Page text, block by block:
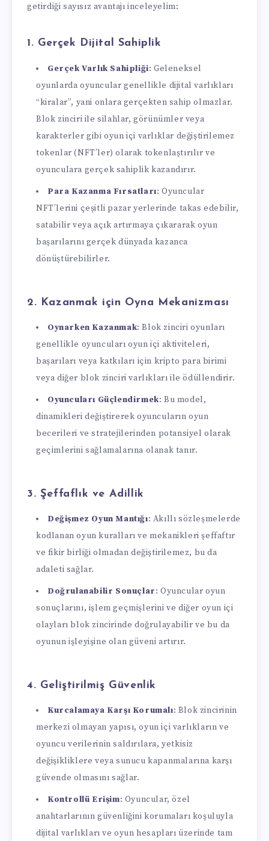
getirdiği sayısız avantajı inceleyelim:
1. Gerçek Dijital Sahiplik
Gerçek Varlık Sahipliği: Geleneksel
oyunlarda oyuncular genellikle dijital varlıkları
“kiralar”, yani onlara gerçekten sahip olmazlar.
Blok zinciri ile silahlar, görünümler veya
karakterler gibi oyun içi varlıklar değiştirilemez
tokenlar (NFT’ler) olarak tokenlaştırılır ve
oyunculara gerçek sahiplik kazandırır.
Para Kazanma Fırsatları: Oyuncular
NFT’lerini çeşitli pazar yerlerinde takas edebilir,
satabilir veya açık artırmaya çıkararak oyun
başarılarını gerçek dünyada kazanca
dönüştürebilirler.
2. Kazanmak için Oyna Mekanizması
Oynarken Kazanmak: Blok zinciri oyunları
genellikle oyuncuları oyun içi aktiviteleri,
başarıları veya katkıları için kripto para birimi
veya diğer blok zinciri varlıkları ile ödüllendirir.
Oyuncuları Güçlendirmek: Bu model,
dinamikleri değiştirerek oyuncuların oyun
becerileri ve stratejilerinden potansiyel olarak
geçimlerini sağlamalarına olanak tanır.
3. Şeffaflık ve Adillik
Değişmez Oyun Mantığı: Akıllı sözleşmelerde
kodlanan oyun kuralları ve mekanikleri şeffaftır
ve fikir birliği olmadan değiştirilemez, bu da
adaleti sağlar.
Doğrulanabilir Sonuçlar: Oyuncular oyun
sonuçlarını, işlem geçmişlerini ve diğer oyun içi
olayları blok zincirinde doğrulayabilir ve bu da
oyunun işleyişine olan güveni artırır.
4. Geliştirilmiş Güvenlik
Kurcalamaya Karşı Korumalı: Blok zincirinin
merkezi olmayan yapısı, oyun içi varlıkların ve
oyuncu verilerinin saldırılara, yetkisiz
değişikliklere veya sunucu kapanmalarına karşı
güvende olmasını sağlar.
Kontrollü Erişim: Oyuncular, özel
anahtarlarının güvenliğini korumaları koşuluyla
dijital varlıkları ve oyun hesapları üzerinde tam